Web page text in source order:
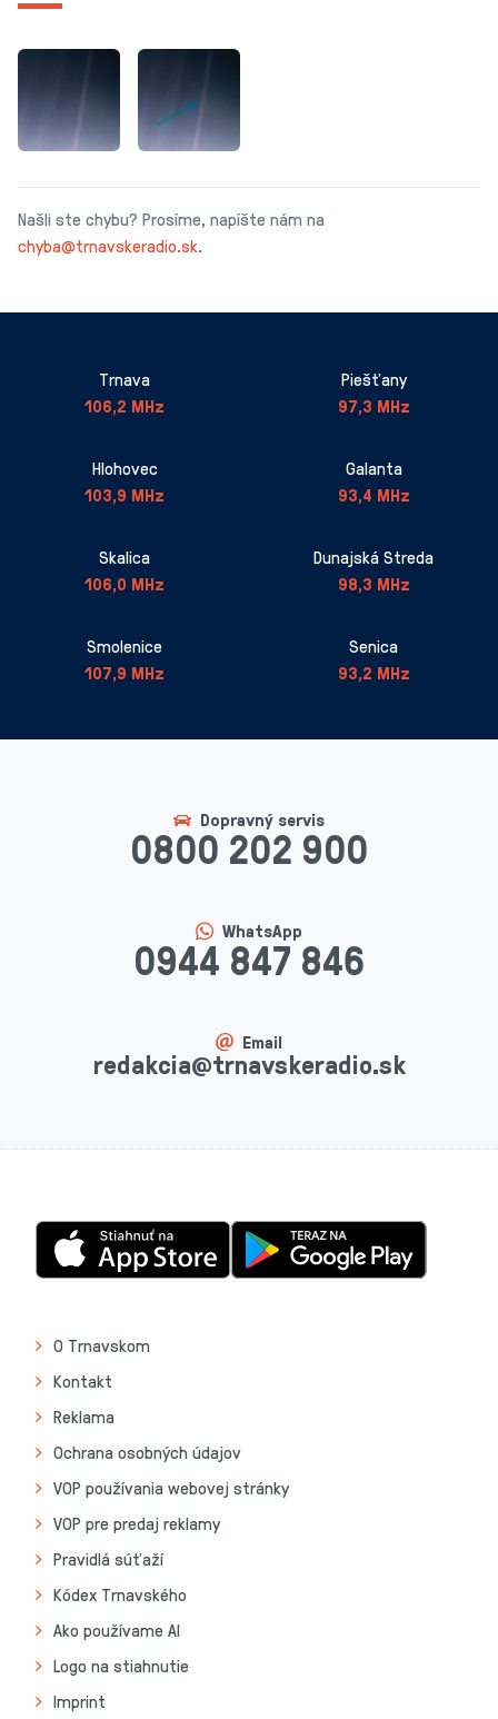
Našli ste chybu? Prosíme, napíšte nám na
chyba@trnavskeradio.sk.
Trnava
106,2 MHz
Piešťany
97,3 MHz
Hlohovec
103,9 MHz
Galanta
93,4 MHz
Skalica
106,0 MHz
Dunajská Streda
98,3 MHz
Smolenice
107,9 MHz
Senica
93,2 MHz
Dopravný servis
0800 202 900
WhatsApp
0944 847 846
Email
redakcia@trnavskeradio.sk
O Trnavskom
Kontakt
Reklama
Ochrana osobných údajov
VOP používania webovej stránky
VOP pre predaj reklamy
Pravidlá súťaží
Kódex Trnavského
Ako používame AI
Logo na stiahnutie
Imprint